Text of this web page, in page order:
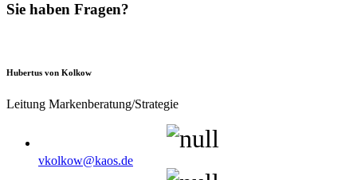
Sie haben Fragen?
Hubertus von Kolkow
Leitung Markenberatung/Strategie
vkolkow@kaos.de